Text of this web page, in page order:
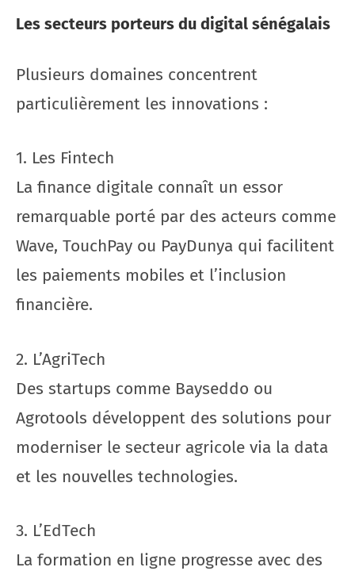
Les secteurs porteurs du digital sénégalais
Plusieurs domaines concentrent
particulièrement les innovations :
1. Les Fintech
La finance digitale connaît un essor
remarquable porté par des acteurs comme
Wave, TouchPay ou PayDunya qui facilitent
les paiements mobiles et l’inclusion
financière.
2. L’AgriTech
Des startups comme Bayseddo ou
Agrotools développent des solutions pour
moderniser le secteur agricole via la data
et les nouvelles technologies.
3. L’EdTech
La formation en ligne progresse avec des